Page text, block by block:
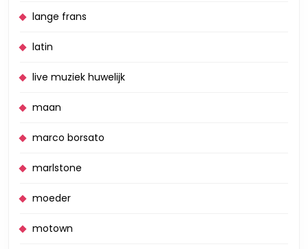
lange frans
latin
live muziek huwelijk
maan
marco borsato
marlstone
moeder
motown